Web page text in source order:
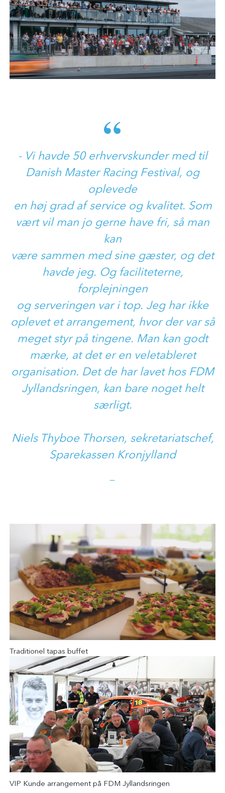
- Vi havde 50 erhvervskunder med til
Danish Master Racing Festival, og
oplevede
en høj grad af service og kvalitet. Som
vært vil man jo gerne have fri, så man
kan
være sammen med sine gæster, og det
havde jeg. Og faciliteterne,
forplejningen
og serveringen var i top. Jeg har ikke
oplevet et arrangement, hvor der var så
meget styr på tingene. Man kan godt
mærke, at det er en veletableret
organisation. Det de har lavet hos FDM
Jyllandsringen, kan bare noget helt
særligt.
Niels Thyboe Thorsen, sekretariatschef,
Sparekassen Kronjylland
Traditionel tapas buffet
VIP Kunde arrangement på FDM Jyllandsringen